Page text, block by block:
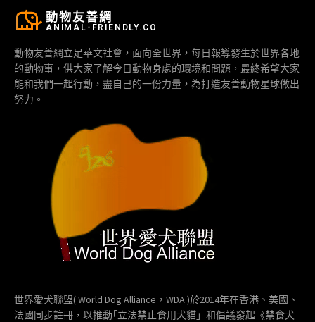
動物友善網
ANIMAL-FRIENDLY.CO
動物友善網立足華文社會，面向全世界，每日報導發生於世界各地
的動物事，供大家了解今日動物身處的環境和問題，最終希望大家
能和我們一起行動，盡自己的一份力量，為打造友善動物星球做出
努力。
世界愛犬聯盟( World Dog Alliance，WDA )於2014年在香港、美國、
法國同步註冊，以推動｢立法禁止食用犬貓」和倡議發起《禁食犬